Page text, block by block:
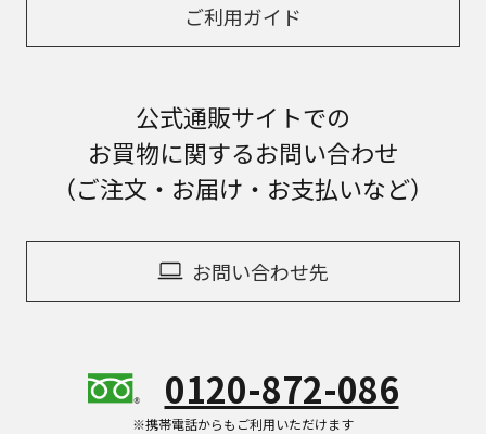
ご利用ガイド
公式通販サイトでの
お買物に関するお問い合わせ
（ご注文・お届け・お支払いなど）
お問い合わせ先
0120-872-086
※携帯電話からもご利用いただけます